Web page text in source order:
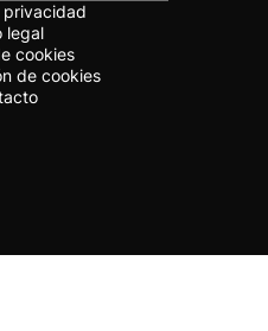
privacidad
legal
cookies
de cookies